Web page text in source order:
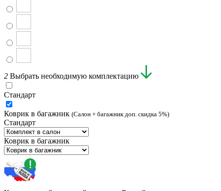
2 Выбрать необходимую комплектацию
Стандарт
Коврик в багажник (Салон + багажник доп. скидка 5%)
Стандарт
Коврик в багажник